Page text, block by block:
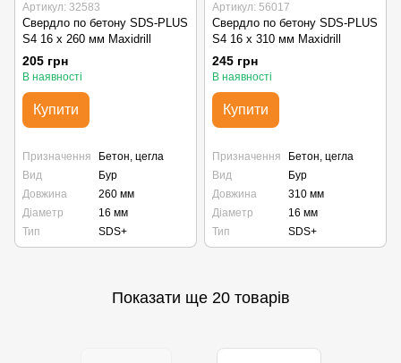
Артикул: 32583
Свердло по бетону SDS-PLUS
S4 16 х 260 мм Maxidrill
205 грн
В наявності
Купити
Призначення
Бетон, цегла
Вид
Бур
Довжина
260 мм
Діаметр
16 мм
Тип
SDS+
Артикул: 56017
Свердло по бетону SDS-PLUS
S4 16 х 310 мм Maxidrill
245 грн
В наявності
Купити
Призначення
Бетон, цегла
Вид
Бур
Довжина
310 мм
Діаметр
16 мм
Тип
SDS+
Показати ще 20 товарів